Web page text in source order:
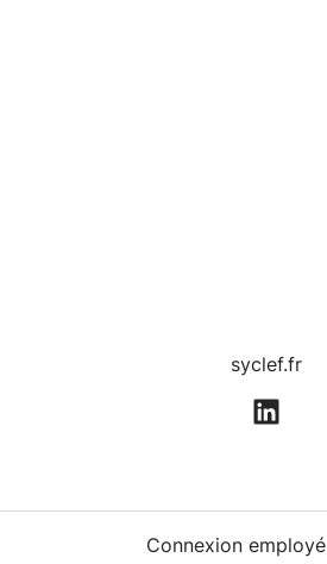
syclef.fr
Connexion employé